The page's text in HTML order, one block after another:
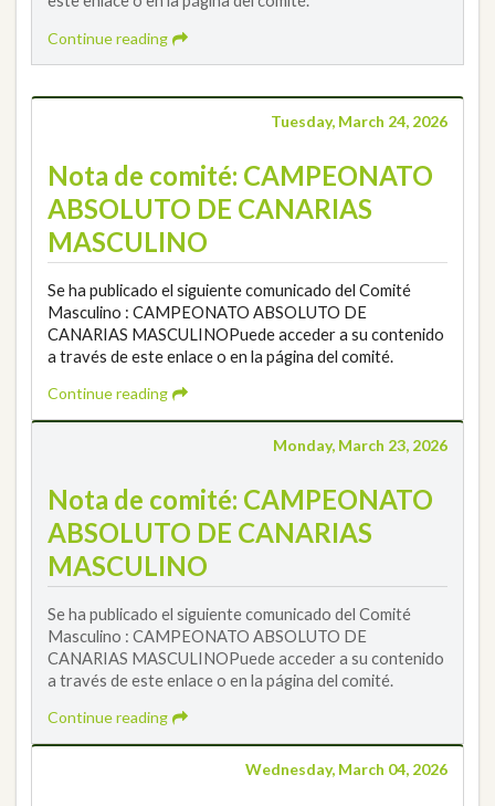
Continue reading
Tuesday, March 24, 2026
Nota de comité: CAMPEONATO
ABSOLUTO DE CANARIAS
MASCULINO
Se ha publicado el siguiente comunicado del Comité
Masculino : CAMPEONATO ABSOLUTO DE
CANARIAS MASCULINOPuede acceder a su contenido
a través de este enlace o en la página del comité.
Continue reading
Monday, March 23, 2026
Nota de comité: CAMPEONATO
ABSOLUTO DE CANARIAS
MASCULINO
Se ha publicado el siguiente comunicado del Comité
Masculino : CAMPEONATO ABSOLUTO DE
CANARIAS MASCULINOPuede acceder a su contenido
a través de este enlace o en la página del comité.
Continue reading
Wednesday, March 04, 2026